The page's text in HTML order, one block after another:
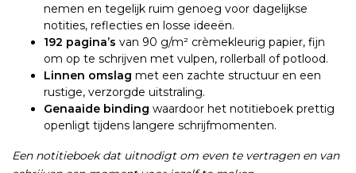
nemen en tegelijk ruim genoeg voor dagelijkse
notities, reflecties en losse ideeën.
192 pagina’s van 90 g/m² crèmekleurig papier, fijn
om op te schrijven met vulpen, rollerball of potlood.
Linnen omslag met een zachte structuur en een
rustige, verzorgde uitstraling.
Genaaide binding waardoor het notitieboek prettig
openligt tijdens langere schrijfmomenten.
Een notitieboek dat uitnodigt om even te vertragen en van